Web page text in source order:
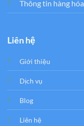
Thông tin hàng hóa
Liên hệ
Giới thiệu
Dịch vụ
Blog
Liên hệ